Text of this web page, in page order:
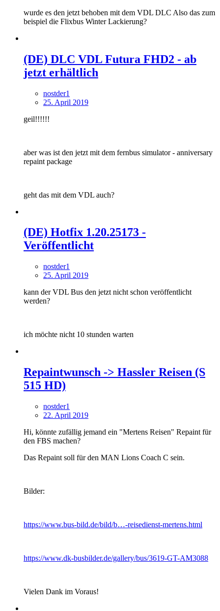
wurde es den jetzt behoben mit dem VDL DLC Also das zum
beispiel die Flixbus Winter Lackierung?
(DE) DLC VDL Futura FHD2 - ab
jetzt erhältlich
nostder1
25. April 2019
geil!!!!!!
aber was ist den jetzt mit dem fernbus simulator - anniversary
repaint package
geht das mit dem VDL auch?
(DE) Hotfix 1.20.25173 -
Veröffentlicht
nostder1
25. April 2019
kann der VDL Bus den jetzt nicht schon veröffentlicht
werden?
ich möchte nicht 10 stunden warten
Repaintwunsch -> Hassler Reisen (S
515 HD)
nostder1
22. April 2019
Hi, könnte zufällig jemand ein "Mertens Reisen" Repaint für
den FBS machen?
Das Repaint soll für den MAN Lions Coach C sein.
Bilder:
https://www.bus-bild.de/bild/b…-reisedienst-mertens.html
https://www.dk-busbilder.de/gallery/bus/3619-GT-AM3088
Vielen Dank im Voraus!